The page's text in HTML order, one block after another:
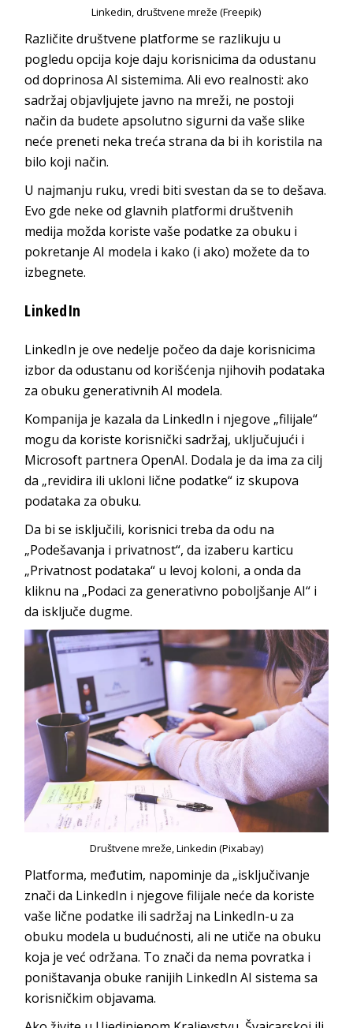
Linkedin, društvene mreže (Freepik)
Različite društvene platforme se razlikuju u
pogledu opcija koje daju korisnicima da odustanu
od doprinosa AI sistemima. Ali evo realnosti: ako
sadržaj objavljujete javno na mreži, ne postoji
način da budete apsolutno sigurni da vaše slike
neće preneti neka treća strana da bi ih koristila na
bilo koji način.
U najmanju ruku, vredi biti svestan da se to dešava.
Evo gde neke od glavnih platformi društvenih
medija možda koriste vaše podatke za obuku i
pokretanje AI modela i kako (i ako) možete da to
izbegnete.
LinkedIn
LinkedIn je ove nedelje počeo da daje korisnicima
izbor da odustanu od korišćenja njihovih podataka
za obuku generativnih AI modela.
Kompanija je kazala da LinkedIn i njegove „filijale“
mogu da koriste korisnički sadržaj, uključujući i
Microsoft partnera OpenAI. Dodala je da ima za cilj
da „revidira ili ukloni lične podatke“ iz skupova
podataka za obuku.
Da bi se isključili, korisnici treba da odu na
„Podešavanja i privatnost“, da izaberu karticu
„Privatnost podataka“ u levoj koloni, a onda da
kliknu na „Podaci za generativno poboljšanje AI“ i
da isključe dugme.
Društvene mreže, Linkedin (Pixabay)
Platforma, međutim, napominje da „isključivanje
znači da LinkedIn i njegove filijale neće da koriste
vaše lične podatke ili sadržaj na LinkedIn-u za
obuku modela u budućnosti, ali ne utiče na obuku
koja je već održana. To znači da nema povratka i
poništavanja obuke ranijih LinkedIn AI sistema sa
korisničkim objavama.